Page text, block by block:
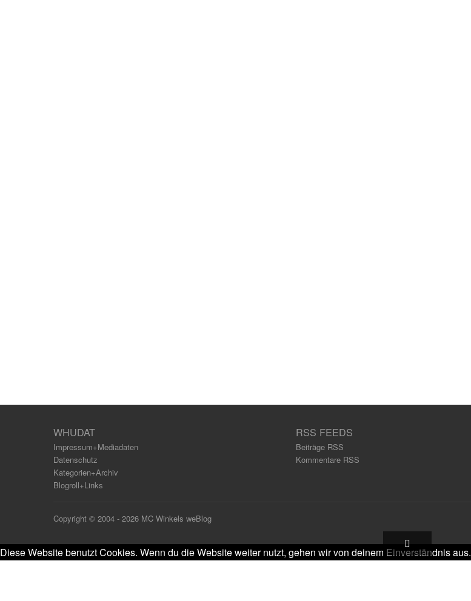
WHUDAT
Impressum+Mediadaten
Datenschutz
Kategorien+Archiv
Blogroll+Links
RSS FEEDS
Beiträge RSS
Kommentare RSS
Copyright © 2004 - 2026 MC Winkels weBlog
Diese Website benutzt Cookies. Wenn du die Website weiter nutzt, gehen wir von deinem Einverständnis aus.